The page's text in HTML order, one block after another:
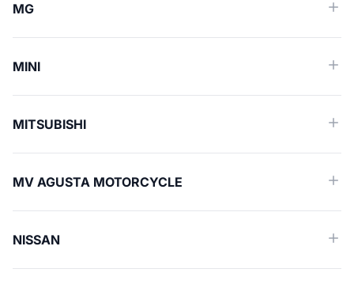
MG
MINI
MITSUBISHI
MV AGUSTA MOTORCYCLE
NISSAN